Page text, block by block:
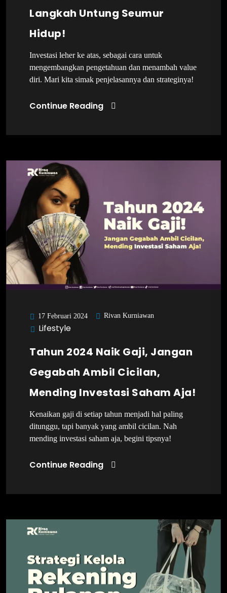
Langkah Untung Seumur
Hidup!
Investasi leher ke atas, sebagai cara untuk
mengembangkan pengetahuan dan menambah value
diri. Mari kita simak penjelasannya dan strateginya!
Continue Reading
17 Februari 2024 Rivan Kurniawan
Lifestyle
Tahun 2024 Naik Gaji, Jangan
Gegabah Ambil Cicilan,
Mending Investasi Saham Aja!
Kenaikan gaji di setiap tahun menjadi hal paling
ditunggu, tapi banyak yang ambil cicilan. Nah
mending investasi saham aja, begini tipsnya!
Continue Reading